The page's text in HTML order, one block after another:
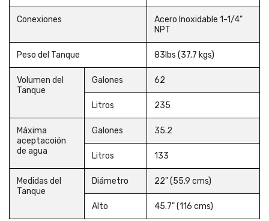
Conexiones
Acero Inoxidable 1-1/4"
NPT
Peso del Tanque 83lbs (37.7 kgs)
Volumen del
Tanque
Galones 62
Litros 235
Máxima
aceptacoión
de agua
Galones 35.2
Litros 133
Medidas del
Tanque
Diámetro 22" (55.9 cms)
Alto 45.7" (116 cms)